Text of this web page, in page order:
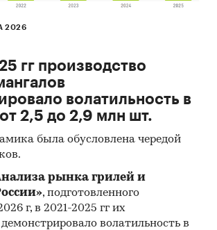
2026
гг производство
волатильность в
2,5 до 2,9 млн шт.
была обусловлена чередой
рынка грилей и
, подготовленного
г, в 2021-2025 гг их
волатильность в